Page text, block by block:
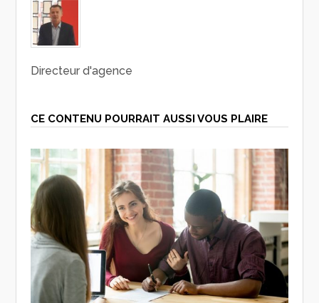
Directeur d'agence
CE CONTENU POURRAIT AUSSI VOUS PLAIRE